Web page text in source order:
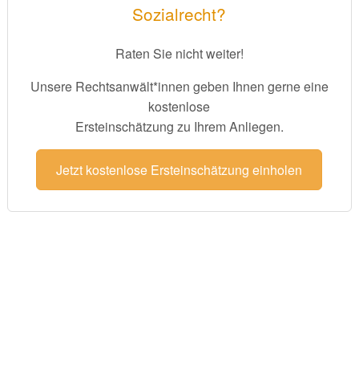
Sozialrecht?
Raten Sie nicht weiter!
Unsere Rechtsanwält*innen geben Ihnen gerne eine
kostenlose
Ersteinschätzung zu Ihrem Anliegen.
Jetzt kostenlose Ersteinschätzung einholen